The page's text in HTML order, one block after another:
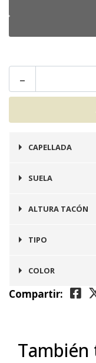
-
CAPELLADA
Cuero
SUELA
Goma
ALTURA TACÓN
2 cms
TIPO
Zapatilla
COLOR
Morado
Compartir: